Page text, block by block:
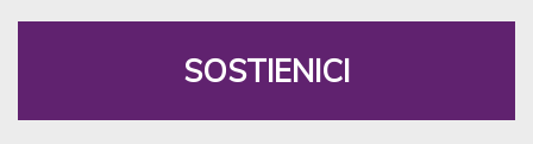
SOSTIENICI